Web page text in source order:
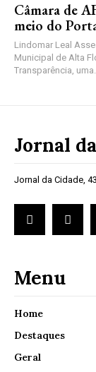
Câmara de
meio do
Lindomar Leal
Municipal de Alta
Transparência,
Jornal
Jornal da Cidade,
Menu
Home
Destaques
Geral